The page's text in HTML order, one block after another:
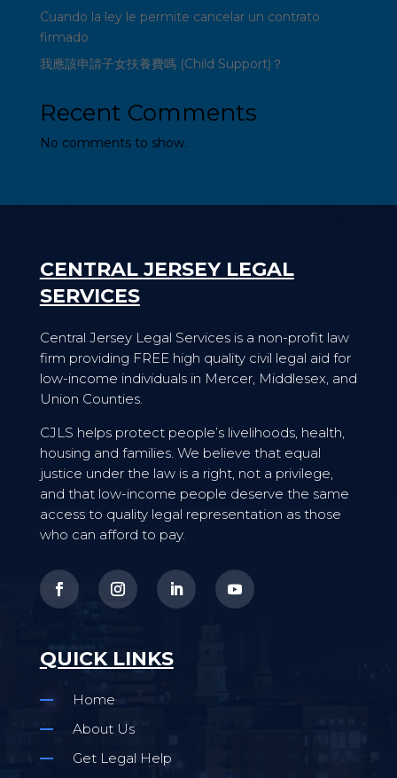
Cuando la ley le permite cancelar un contrato
firmado
我應該申請子女扶養費嗎 (Child Support)？
Recent Comments
No comments to show.
CENTRAL JERSEY LEGAL
SERVICES
Central Jersey Legal Services is a non-profit law
firm providing FREE high quality civil legal aid for
low-income individuals in Mercer, Middlesex, and
Union Counties.
CJLS helps protect people’s livelihoods, health,
housing and families. We believe that equal
justice under the law is a right, not a privilege,
and that low-income people deserve the same
access to quality legal representation as those
who can afford to pay.
QUICK LINKS
Home
About Us
Get Legal Help